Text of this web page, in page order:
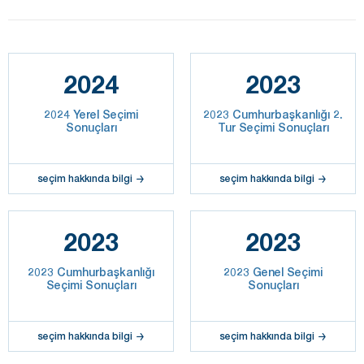
2024
2024 Yerel Seçimi
Sonuçları
seçim hakkında bilgi
2023
2023 Cumhurbaşkanlığı 2.
Tur Seçimi Sonuçları
seçim hakkında bilgi
2023
2023 Cumhurbaşkanlığı
Seçimi Sonuçları
seçim hakkında bilgi
2023
2023 Genel Seçimi
Sonuçları
seçim hakkında bilgi